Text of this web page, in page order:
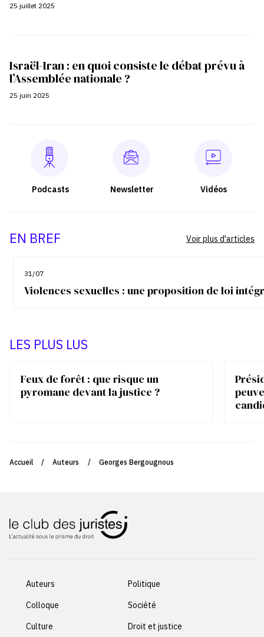
25 juillet 2025
Israël-Iran : en quoi consiste le débat prévu à
l’Assemblée nationale ?
25 juin 2025
Podcasts Newsletter Vidéos
EN BREF
31/07
Violences sexuelles : une proposition de loi
Voir plus d'articles
LES PLUS LUS
Feux de forêt : que risque un
pyromane devant la justice ?
Accueil / Auteurs / Georges Bergougnous
Auteurs
Colloque
Culture
Politique
Société
Droit et justice